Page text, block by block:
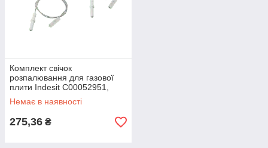
Комплект свічок
розпалювання для газової
плити Indesit C00052951,
COD.34101001 (473 мм), 4
штуки
Немає в наявності
275,36 ₴